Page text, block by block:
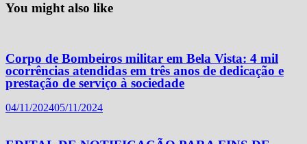
You might also like
Corpo de Bombeiros militar em Bela Vista: 4 mil
ocorrências atendidas em três anos de dedicação e
prestação de serviço à sociedade
04/11/202405/11/2024